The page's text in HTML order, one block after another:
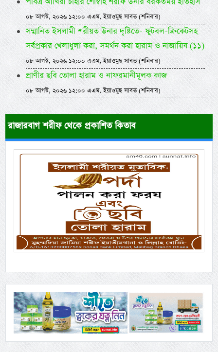
০৮ আগস্ট, ২০২৬ ১২:০০ এএম, ইয়াওমুছ সাবত (শনিবার)
সম্মানিত ইসলামী শরীয়ত উনার দৃষ্টিতে- ফুটবল-ক্রিকেটসহ
সর্বপ্রকার খেলাধুলা করা, সমর্থন করা হারাম ও নাজায়িয (১১)
০৮ আগস্ট, ২০২৬ ১২:০০ এএম, ইয়াওমুছ সাবত (শনিবার)
প্রাণীর ছবি তোলা হারাম ও নাফরমানীমূলক কাজ
০৮ আগস্ট, ২০২৬ ১২:০০ এএম, ইয়াওমুছ সাবত (শনিবার)
রাজারবাগ শরীফ থেকে প্রকাশিত কিতাব